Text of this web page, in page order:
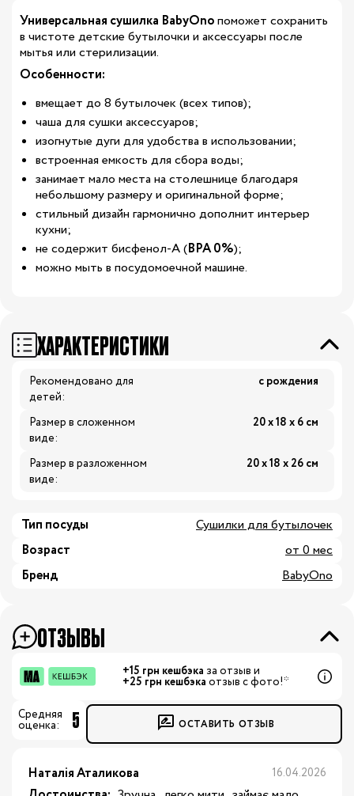
Универсальная сушилка BabyOnoпоможет сохранить
в чистоте детские бутылочки и аксессуары после
мытья или стерилизации.
Особенности:
вмещает до 8 бутылочек (всех типов);
чаша для сушки аксессуаров;
изогнутые дуги для удобства в использовании;
встроенная емкость для сбора воды;
занимает мало места на столешнице благодаря
небольшому размеру и оригинальной форме;
стильный дизайн гармонично дополнит интерьер
кухни;
не содержит бисфенол-А(BPA 0%);
можно мыть в посудомоечной машине.
ХАРАКТЕРИСТИКИ
Рекомендовано для
детей:
с рождения
Размер в сложенном
виде:
20 х 18 х 6 см
Размер в разложенном
виде:
20 х 18 х 26 см
Тип посуды
Сушилки для бутылочек
Возраст
от 0 мес
Бренд
BabyOno
ОТЗЫВЫ
+15 грн кешбэка за отзыв и
+25 грн кешбэка отзыв с фото!*
Средняя
оценка: 5 ОСТАВИТЬ ОТЗЫВ
Наталія Аталикова 16.04.2026